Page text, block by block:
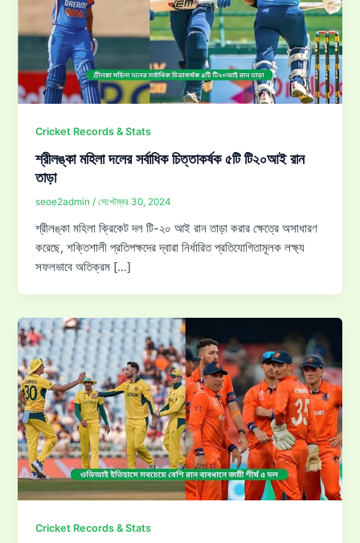
Cricket Records & Stats
শ্রীলঙ্কা মহিলা দলের সর্বাধিক চিত্তাকর্ষক ৫টি টি২০আই রান
তাড়া
seoe2admin/সেপ্টেম্বর 30, 2024
শ্রীলঙ্কা মহিলা ক্রিকেট দল টি-২০ আই রান তাড়া করার ক্ষেত্রে অসাধারণ
করেছে, শক্তিশালী প্রতিপক্ষদের দ্বারা নির্ধারিত প্রতিযোগিতামূলক লক্ষ্য
সফলভাবে অতিক্রম […]
Cricket Records & Stats